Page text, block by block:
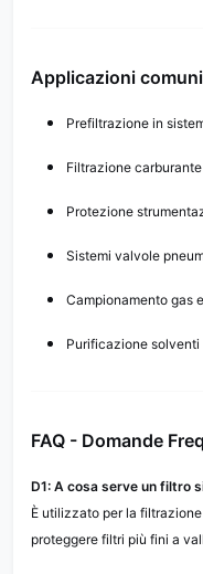
Applicazioni comuni
Prefiltrazione in
Filtrazione
Protezione
Sistemi valvole
Campionamento gas
Purificazione solventi
FAQ - Domande
D1: A cosa serve un filtro
È utilizzato per la
proteggere filtri più fini a